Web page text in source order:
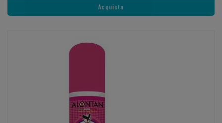
Acquista